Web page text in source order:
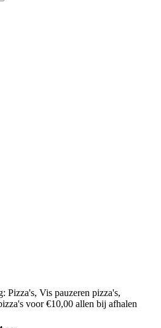
Pizza's, Vis pauzeren pizza's,
voor €10,00 allen bij afhalen